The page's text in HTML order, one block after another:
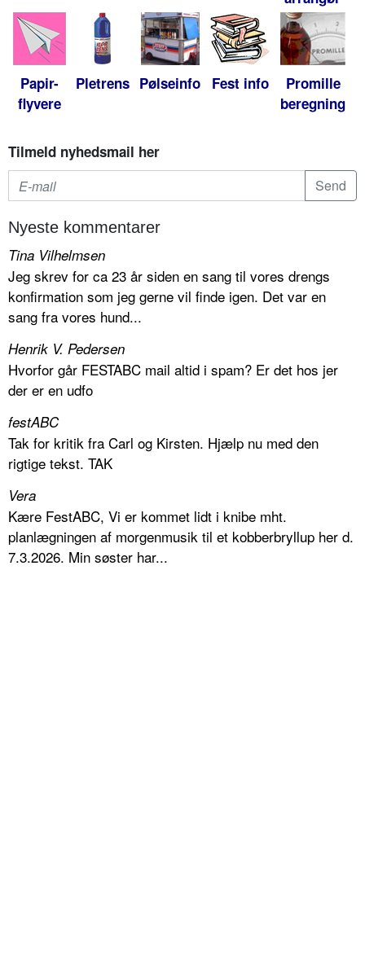
Papir-
flyvere
Pletrens Pølseinfo Fest info
Promille
beregning
Tilmeld nyhedsmail her
Nyeste kommentarer
Tina Vilhelmsen
Jeg skrev for ca 23 år siden en sang til vores drengs
konfirmation som jeg gerne vil finde igen. Det var en
sang fra vores hund...
Henrik V. Pedersen
Hvorfor går FESTABC mail altid i spam? Er det hos jer
der er en udfo
festABC
Tak for kritik fra Carl og Kirsten. Hjælp nu med den
rigtige tekst. TAK
Vera
Kære FestABC, Vi er kommet lidt i knibe mht.
planlægningen af morgenmusik til et kobberbryllup her d.
7.3.2026. Min søster har...